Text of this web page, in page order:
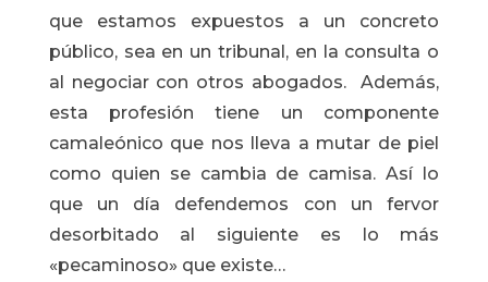
que estamos expuestos a un concreto
público, sea en un tribunal, en la consulta o
al negociar con otros abogados. Además,
esta profesión tiene un componente
camaleónico que nos lleva a mutar de piel
como quien se cambia de camisa. Así lo
que un día defendemos con un fervor
desorbitado al siguiente es lo más
«pecaminoso» que existe…